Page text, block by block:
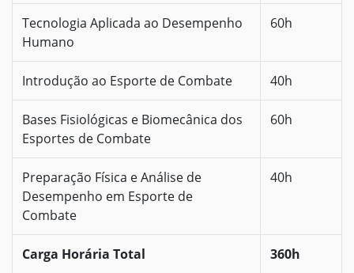
Tecnologia Aplicada ao Desempenho
Humano
60h
Introdução ao Esporte de Combate 40h
Bases Fisiológicas e Biomecânica dos
Esportes de Combate
60h
Preparação Física e Análise de
Desempenho em Esporte de
Combate
40h
Carga Horária Total 360h